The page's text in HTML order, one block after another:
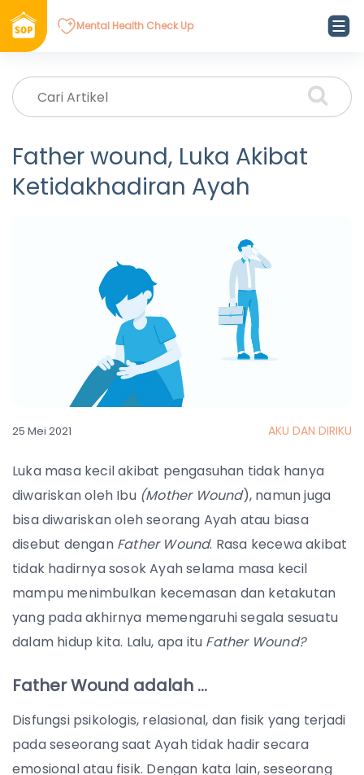
Mental Health Check Up
Father wound, Luka Akibat
Ketidakhadiran Ayah
25 Mei 2021 AKU DAN DIRIKU
Luka masa kecil akibat pengasuhan tidak hanya
diwariskan oleh Ibu (Mother Wound), namun juga
bisa diwariskan oleh seorang Ayah atau biasa
disebut denganFather Wound. Rasa kecewa akibat
tidak hadirnya sosok Ayah selama masa kecil
mampu menimbulkan kecemasan dan ketakutan
yang pada akhirnya memengaruhi segala sesuatu
dalam hidup kita. Lalu, apa itu Father Wound?
Father Wound adalah …
Disfungsi psikologis, relasional, dan fisik yang terjadi
pada seseorang saat Ayah tidak hadir secara
emosional atau fisik. Dengan kata lain, seseorang